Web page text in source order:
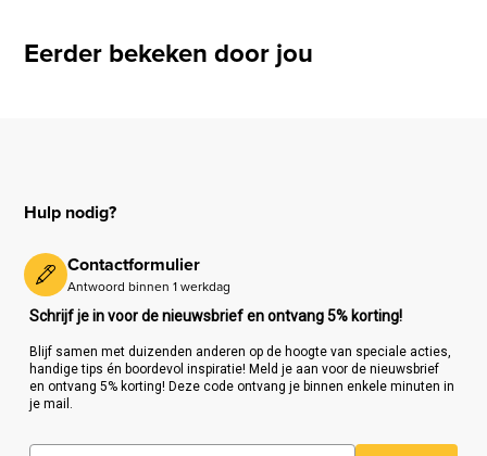
Eerder bekeken door jou
Hulp nodig?
Contactformulier
Antwoord binnen 1 werkdag
Schrijf je in voor de nieuwsbrief en ontvang 5% korting!
Blijf samen met duizenden anderen op de hoogte van speciale acties,
handige tips én boordevol inspiratie! Meld je aan voor de nieuwsbrief
en ontvang 5% korting! Deze code ontvang je binnen enkele minuten in
je mail.